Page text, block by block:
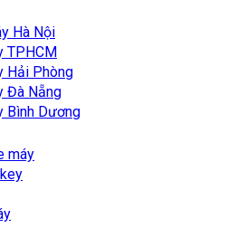
Hà Nội
TPHCM
Hải Phòng
Đà Nẵng
Bình Dương
máy